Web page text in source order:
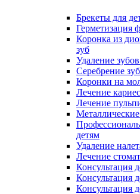
Брекеты для
Герметизация
Коронка из
зуб
Удаление
Серебрение
Коронки на
Лечение
Лечение
детям
Удаление
Лечение
Консультация
Консультация
Консультация